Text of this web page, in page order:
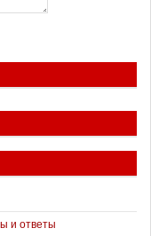
и ответы